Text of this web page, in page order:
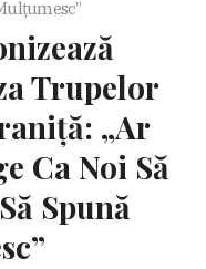
Trupelor
„Ar
Ca Noi Să
Spună